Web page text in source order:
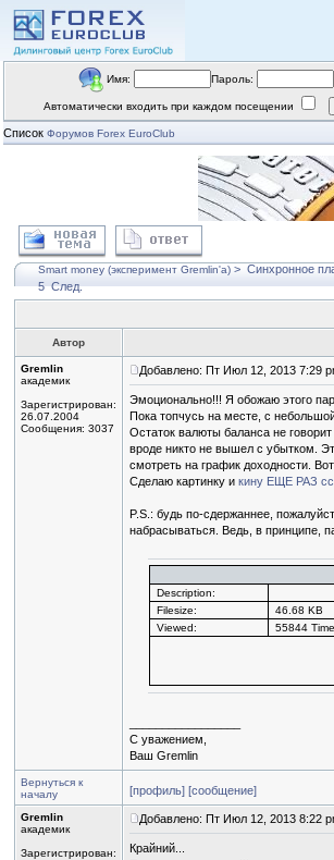
Имя: Пароль:
Автоматически входить при каждом посещении
Список Форумов Forex EuroClub
Smart money (эксперимент Gremlin'a) > Синхронное
5 След.
Автор
Gremlin
академик
Зарегистрирован:
26.07.2004
Сообщения: 3037
Добавлено: Пт Июл 12, 2013 7:29
Эмоционально!!! Я обожаю этого
Пока топчусь на месте, с
Остаток валюты баланса не
вроде никто не вышел с убытком.
смотреть на график доходности.
Сделаю картинку и кину ЕЩЕ РАЗ
P.S.: будь по-сдержаннее,
набрасываться. Ведь, в принципе,
Description:
Filesize:
46.68 KB
Viewed:
55844
С уважением,
Ваш Gremlin
Вернуться к
началу
[профиль] [сообщение]
Gremlin
академик
Зарегистрирован:
Добавлено: Пт Июл 12, 2013 8:22
Крайний...